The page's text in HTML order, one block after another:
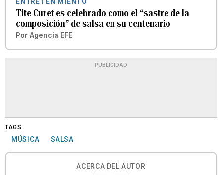
Tite Curet es celebrado como el “sastre de la
composición” de salsa en su centenario
Por Agencia EFE
PUBLICIDAD
TAGS
MÚSICA SALSA
ACERCA DEL AUTOR